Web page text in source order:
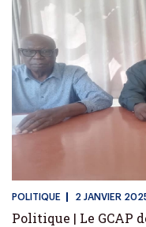
POLITIQUE 2 JANVIER
Politique | Le GCAP